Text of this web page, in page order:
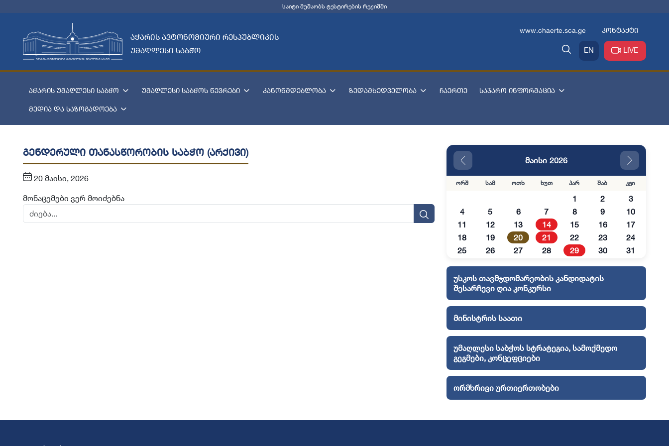
საიტი მუშაობს ტესტირების რეჟიმში
აჭარის ავტონომიური რესპუბლიკის
უმაღლესი საბჭო
www.chaerte.sca.ge კონტაქტი
EN LIVE
აჭარის უმაღლესი საბჭო უმაღლესი საბჭოს წევრები კანონმდებლობა ზედამხედველობა ჩაერთე საჯარო ინფორმაცია
მედია და საზოგადოება
გენდერული თანასწორობის საბჭო (არქივი)
20 მაისი, 2026
მონაცემები ვერ მოიძებნა
მაისი 2026
ორშ სამ ოთხ ხუთ პარ შაბ კვი
1 2
3
4
5 6 7 8 9
10
11
12 13 14 15 16
17
18
19 20 21 22 23
24
25
26 27 28 29 30 31
უსკოს თავმჯდომარეობის კანდიდატის
შესარჩევი ღია კონკურსი
მინისტრის საათი
უმაღლესი საბჭოს სტრატეგია, სამოქმედო
გეგმები, კონცეფციები
ორმხრივი ურთიერთობები